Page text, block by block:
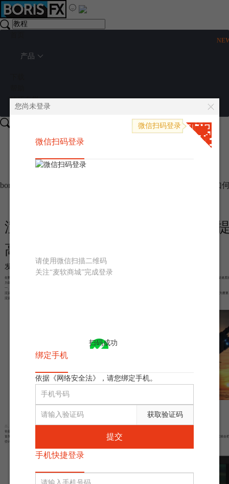
您尚未登录
手机快捷登录
微信扫码登录
请使用微信扫描二维码
关注“麦软商城”完成登录
扫码成功
绑定手机
依据《网络安全法》，请您绑定手机。
获取验证码
提交
微信扫码登录
手机快捷登录
微信扫码登录
产品
技巧专栏
购买
咨询在线销售
borisFX中文网站 > 渲染速度是什么意思 Sapphire如
渲染速度是什么意思 Sapphire如何
高渲染速度
发布时间：2023-11-14 09: 00: 00
在数字媒体创意和视频制作领域，渲染速度是创作者们日常工作中不可或缺的一部分。本文将深入探讨渲染速度的含义，特别关注Sapphire插件如何成为提高渲染速度
力助手，并阐述其在这一领域的卓越之处。
一、渲染速度是什么意思
渲染速度是指将原始媒体素材转化为最终呈现形式所需的时间。这个过程需要进行大量的计算和处理，特别是在高质量的视觉效果和特效处理中，这一点显得尤为重要
渲染速度的快慢直接影响到制作工作的效率和成品的质量。
图1：视频特效
二、Sapphire如何提高渲染速度
你是不是觉得数字媒体制作和后期处理就像等锅里的水开，慢得让人想哭？那就让我给你介绍个变身“数字制作超人”的秘密武器——
首先，这货支持GPU加速，简直就是个时间管理大师！你知道现代计算机的GPU就像是一个小型火箭吧？它擅长并行计算到让你目瞪口呆。有了Sapphire插件，它就会
些计算能力用到极致，大大缩短你的渲染时间。这意味着你可以更快地拿到自己的大片和炫酷特效，不用再为截止日期咬指甲了。